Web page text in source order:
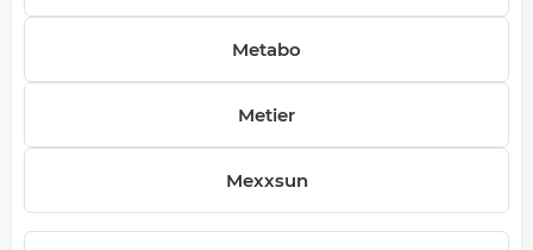
Metabo
Metier
Mexxsun